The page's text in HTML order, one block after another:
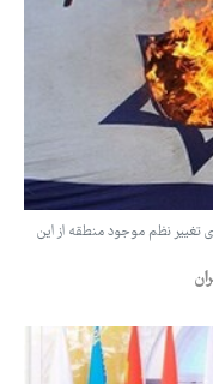
تغییر نظم موجود منطقه از این